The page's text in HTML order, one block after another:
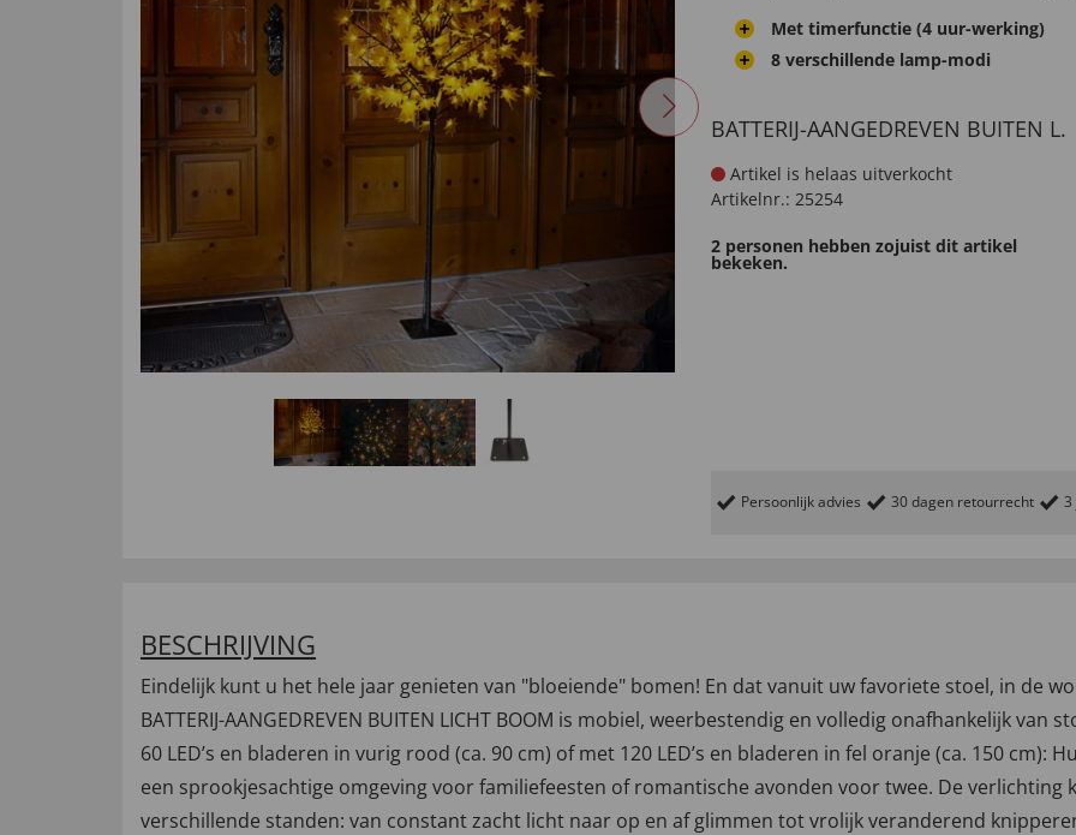
Met timerfunctie (4 uur-werking)
8 verschillende lamp-modi
BATTERIJ-AANGEDREVEN BUITEN L.
Artikel is helaas uitverkocht
Artikelnr.: 25254
2 personen hebben zojuist dit artikel
bekeken.
Persoonlijk advies 30 dagen retourrecht 3
BESCHRIJVING
Eindelijk kunt u het hele jaar genieten van "bloeiende" bomen! En dat vanuit uw favoriete stoel, in de
BATTERIJ-AANGEDREVEN BUITEN LICHT BOOM is mobiel, weerbestendig en volledig onafhankelijk
60 LED’s en bladeren in vurig rood (ca. 90 cm) of met 120 LED’s en bladeren in fel oranje (ca. 150
een sprookjesachtige omgeving voor familiefeesten of romantische avonden voor twee. De verlichting
verschillende standen: van constant zacht licht naar op en af glimmen tot vrolijk veranderend